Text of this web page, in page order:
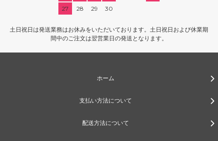
27
28 29 30
土日祝日は発送業務はお休みをいただいております。土日祝日および休業期
間中のご注文は翌営業日の発送となります。
ホーム
支払い方法について
配送方法について